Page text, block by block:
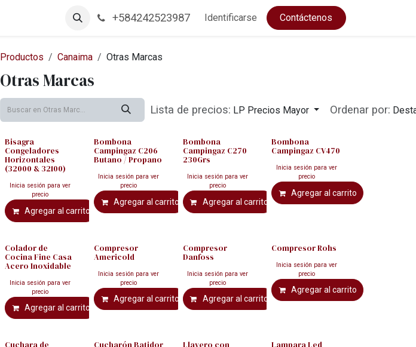
Empleos +584242523987 Identificarse Contáctenos
Productos Canaima Otras Marcas
Otras Marcas
Lista de precios: LP Precios Mayor Ordenar por:
Bisagra
Congeladores
Horizontales
(32000 & 32100)
Inicia sesión para ver
precio
Agregar al carrito
Bombona
Campingaz C206
Butano / Propano
Inicia sesión para ver
precio
Agregar al carrito
Bombona
Campingaz C270
230Grs
Inicia sesión para ver
precio
Agregar al carrito
Bombona
Campingaz CV470
Inicia sesión para ver
precio
Agregar al carrito
Colador de
Cocina Fine Casa
Acero Inoxidable
Inicia sesión para ver
precio
Agregar al carrito
Compresor
Americold
Inicia sesión para ver
precio
Agregar al carrito
Compresor
Danfoss
Inicia sesión para ver
precio
Agregar al carrito
Compresor Rohs
Inicia sesión para ver
precio
Agregar al carrito
Cuchara de
Cucharón Batidor
Llavero con
Lampara Led